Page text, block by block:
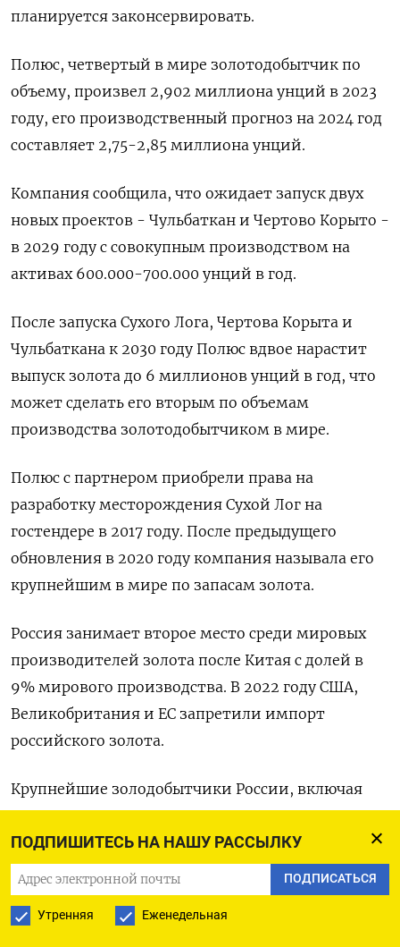
ПОДПИШИТЕСЬ НА НАШУ РАССЫЛКУ
ПОДПИСАТЬСЯ
Утренняя Еженедельная
планируется законсервировать.
Полюс, четвертый в мире золотодобытчик по
объему, произвел 2,902 миллиона унций в 2023
году, его производственный прогноз на 2024 год
составляет 2,75-2,85 миллиона унций.
Компания сообщила, что ожидает запуск двух
новых проектов - Чульбаткан и Чертово Корыто -
в 2029 году с совокупным производством на
активах 600.000-700.000 унций в год.
После запуска Сухого Лога, Чертова Корыта и
Чульбаткана к 2030 году Полюс вдвое нарастит
выпуск золота до 6 миллионов унций в год, что
может сделать его вторым по объемам
производства золотодобытчиком в мире.
Полюс с партнером приобрели права на
разработку месторождения Сухой Лог на
гостендере в 2017 году. После предыдущего
обновления в 2020 году компания называла его
крупнейшим в мире по запасам золота.
Россия занимает второе место среди мировых
производителей золота после Китая с долей в
9% мирового производства. В 2022 году США,
Великобритания и ЕС запретили импорт
российского золота.
Крупнейшие золодобытчики России, включая
Полюс, находятся под западными санкциями.
(Анастасия Лырчикова. Редактировала Анастасия
Тетеревлева)